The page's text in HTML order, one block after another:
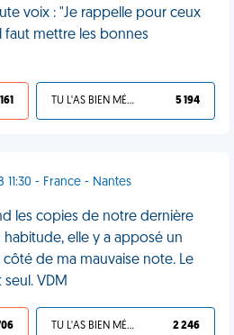
voix : "Je rappelle pour ceux
faut mettre les bonnes
TU L'AS BIEN MÉRITÉ 5 194
11:30 - France - Nantes
les copies de notre dernière
elle y a apposé un
de ma mauvaise note. Le
VDM
TU L'AS BIEN MÉRITÉ 2 246